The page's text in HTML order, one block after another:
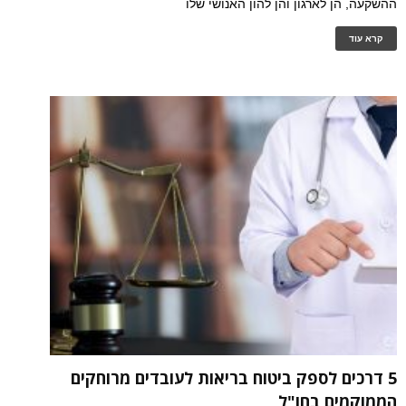
ההשקעה, הן לארגון והן להון האנושי שלו
קרא עוד
5 דרכים לספק ביטוח בריאות לעובדים מרוחקים
הממוקמים בחו"ל